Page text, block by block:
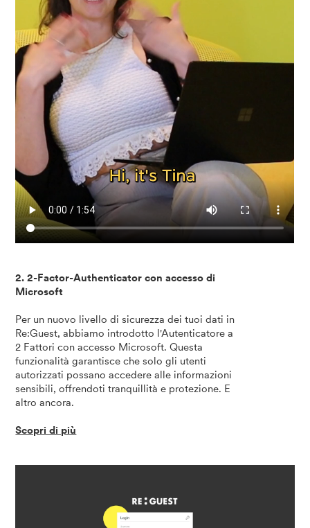
2. 2-Factor-Authenticator con accesso di
Microsoft
Per un nuovo livello di sicurezza dei tuoi dati in
Re:Guest, abbiamo introdotto l'Autenticatore a
2 Fattori con accesso Microsoft. Questa
funzionalità garantisce che solo gli utenti
autorizzati possano accedere alle informazioni
sensibili, offrendoti tranquillità e protezione. E
altro ancora.
Scopri di più